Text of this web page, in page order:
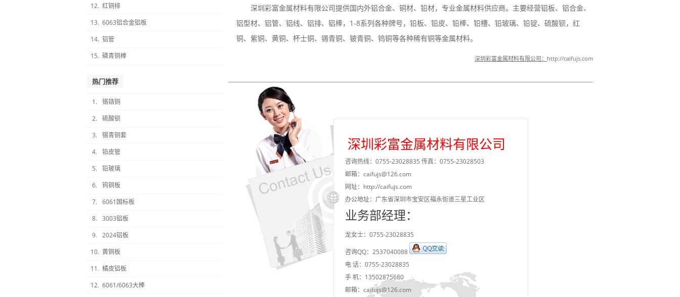
12. 红铜排
13. 6063铝合金铝板
14. 铝管
15. 磷青铜棒
热门推荐
1. 铬锆铜
2. 硫酸钡
3. 锡青铜套
4. 铅皮管
5. 铅玻璃
6. 钨铜板
7. 6061国标板
8. 3003铝板
9. 2024铝板
10. 黄铜板
11. 橘皮铝板
12. 6061/6063大棒
深圳彩富金属材料有限公司提供国内外铝合金、铜材、铅材，专业金属材料供应商。主要经营铝板、铝合金、
铝型材、铝管、铝线、铝排、铝棒，1-8系列各种牌号，铅板、铅皮、铅棒、铅槽、铅玻璃、铅锭、硫酸钡，红
铜、紫铜、黄铜、杯士铜、锡青铜、铍青铜、钨铜等各种稀有铜等金属材料。
深圳彩富金属材料有限公司： http://caifujs.com
深圳彩富金属材料有限公司
咨询热线：0755-23028835 传真：0755-23028503
邮箱：caifujs@126.com
网址：http://caifujs.com
办公地址：广东省深圳市宝安区福永街道三星工业区
业务部经理：
龙女士：0755-23028835
咨询QQ：2537040088
电 话：0755-23028835
手 机：13502875680
邮箱：caifujs@126.com